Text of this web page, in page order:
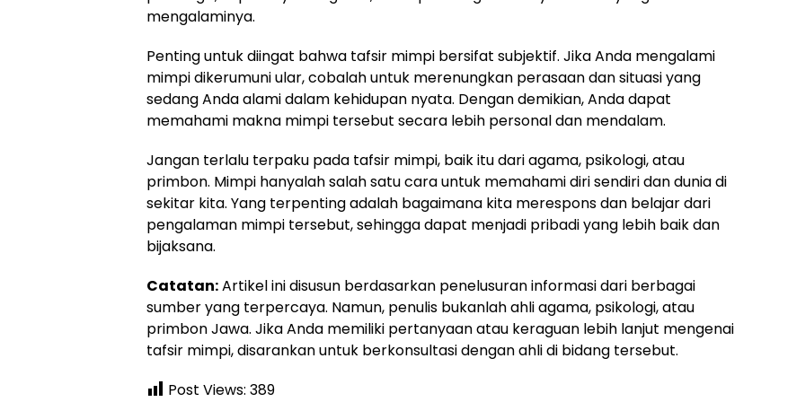
mengalaminya.
Penting untuk diingat bahwa tafsir mimpi bersifat subjektif. Jika Anda mengalami
mimpi dikerumuni ular, cobalah untuk merenungkan perasaan dan situasi yang
sedang Anda alami dalam kehidupan nyata. Dengan demikian, Anda dapat
memahami makna mimpi tersebut secara lebih personal dan mendalam.
Jangan terlalu terpaku pada tafsir mimpi, baik itu dari agama, psikologi, atau
primbon. Mimpi hanyalah salah satu cara untuk memahami diri sendiri dan dunia di
sekitar kita. Yang terpenting adalah bagaimana kita merespons dan belajar dari
pengalaman mimpi tersebut, sehingga dapat menjadi pribadi yang lebih baik dan
bijaksana.
Catatan:Artikel ini disusun berdasarkan penelusuran informasi dari berbagai
sumber yang terpercaya. Namun, penulis bukanlah ahli agama, psikologi, atau
primbon Jawa. Jika Anda memiliki pertanyaan atau keraguan lebih lanjut mengenai
tafsir mimpi, disarankan untuk berkonsultasi dengan ahli di bidang tersebut.
Post Views: 389